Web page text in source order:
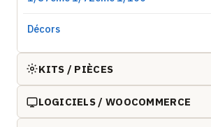
Décors
KITS / PIÈCES
LOGICIELS / WOOCOMMERCE